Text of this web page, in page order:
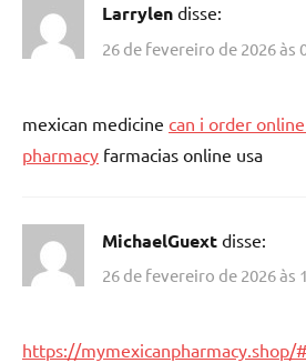
Larrylen disse:
26 de fevereiro de 2026 às
mexican medicine can i order
pharmacy farmacias online usa
MichaelGuext disse:
26 de fevereiro de 2026 às
https://mymexicanpharmacy.shop/#